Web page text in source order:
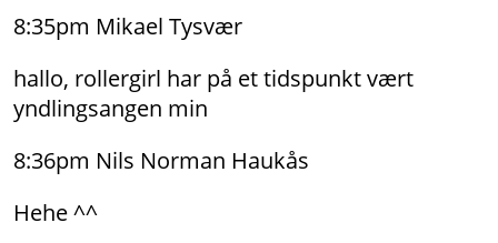
8:35pm Mikael Tysvær
hallo, rollergirl har på et tidspunkt vært
yndlingsangen min
8:36pm Nils Norman Haukås
Hehe ^^